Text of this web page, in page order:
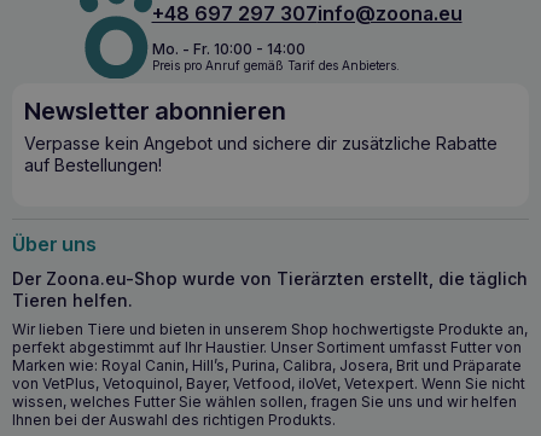
Kohlenhydrate 33, Rohfaser 1,7, Calcium 0,7, Phosphor
0,63, Magnesium 0,06, Natrium 0,42, Omega-3-Säuren
0,98, Verhältnis Omega-3:6 1:3, Chondroitinsulfat 0,1,
Wasser 7,3.
+48 697 297 307info@zoona.eu
Mo. - Fr. 10:00 - 14:00
Preis pro Anruf gemäß Tarif des Anbieters.
Newsletter abonnieren
Verpasse kein Angebot und sichere dir zusätzliche Rabatte
auf Bestellungen!
Über uns
Der Zoona.eu-Shop wurde von Tierärzten erstellt, die täglich
Tieren helfen.
Wir lieben Tiere und bieten in unserem Shop hochwertigste Produkte an,
perfekt abgestimmt auf Ihr Haustier. Unser Sortiment umfasst Futter von
Marken wie: Royal Canin, Hill’s, Purina, Calibra, Josera, Brit und Präparate
von VetPlus, Vetoquinol, Bayer, Vetfood, iloVet, Vetexpert. Wenn Sie nicht
wissen, welches Futter Sie wählen sollen, fragen Sie uns und wir helfen
Ihnen bei der Auswahl des richtigen Produkts.